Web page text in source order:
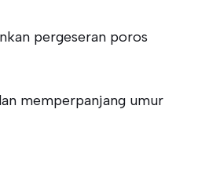
pergeseran poros
memperpanjang umur